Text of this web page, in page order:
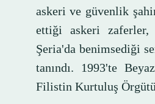
askeri ve güvenlik
ettiği askeri zaferler,
Şeria'da benimsediği
tanındı. 1993'te
Filistin Kurtuluş